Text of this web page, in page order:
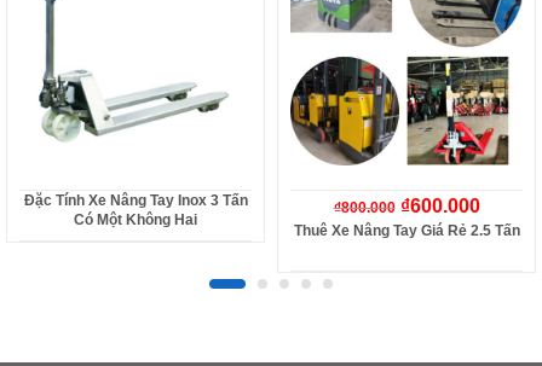
Đặc Tính Xe Nâng Tay Inox 3 Tấn
Có Một Không Hai
₫800.000 ₫600.000
Thuê Xe Nâng Tay Giá Rẻ 2.5 Tấn